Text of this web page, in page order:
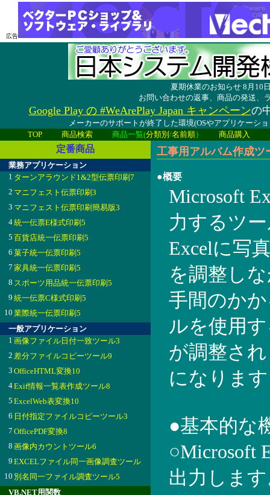
広告
夏期休業のお知らせ 8月10
お問い合わせの返事、商品の発送、
Google Play の #WeArePlay Japan キャンペーンの
メーカーのサポートが終了した環境(OSやアプリケーシ
TOP
商品検索 商品一覧(分類別 /名前順） 商品購入
定番商品
業務アプリケーション
1 ターンアラウンド1&2型伝票印刷7
2 マニフェスト伝票印刷3
3 マニフェスト伝票印刷簡易版3
4統一伝票E様式印刷5
5 百貨店統一伝票印刷5
6 菓子統一伝票印刷5
7 家具統一伝票印刷5
8 スポーツ用品統一伝票印刷5
9 統一伝票C様式印刷5
10 業際統一伝票印刷5
一般アプリケーション
1 画像ファイル日付一致ツール3
2 差分ファイルコピーツール9
3 OfficeHTML変換10
4Exif情報一覧表作成ツール8
5 ExcelWeb表変換10
6 日付指定ファイルコピーツール3
7 OfficePDF変換8
8 画像内カウントツール6
9 EXCELファイル同一画像調査ツール
10 別名同一ファイル調査ツール5
VB.NET用関数
工事用アルバム作成
●概要
Microsoft
力するツ
Excelに写
を調整し
手間のか
ルを使用
が調整さ
になりま
●基本的な
○Microsoft
出力しま